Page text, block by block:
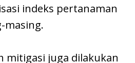
indeks pertanaman
masing.
mitigasi juga dilakukan